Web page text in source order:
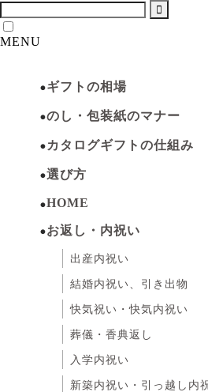
MENU
ギフトの相場
のし・包装紙のマナー
カタログギフトの仕組み
選び方
HOME
お返し・内祝い
出産内祝い
結婚内祝い、引き出物
快気祝い・快気内祝い
葬儀・香典返し
入学内祝い
新築内祝い・引っ越し内